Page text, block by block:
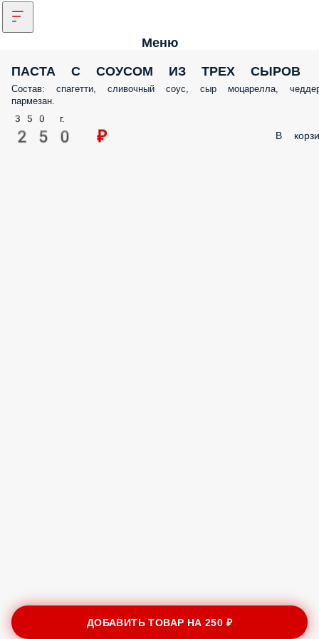
Меню
ПАСТА С СОУСОМ ИЗ ТРЕХ СЫРОВ
Состав: спагетти, сливочный соус, сыр моцарелла,
пармезан.
350 г.
250 ₽ В
ДОБАВИТЬ ТОВАР НА250 ₽